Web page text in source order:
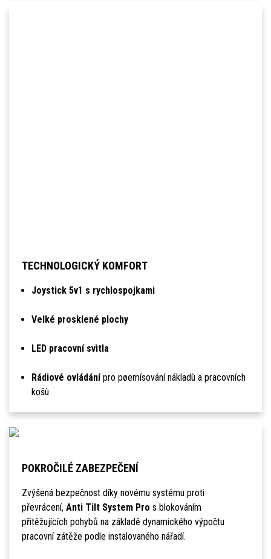
TECHNOLOGICKÝ KOMFORT
Joystick 5v1 s rychlospojkami
Velké prosklené plochy
LED pracovní svìtla
Rádiové ovládánípro pøemísování nákladù a pracovních
košù
POKROČILÉ ZABEZPEČENÍ
Zvýšená bezpečnost díky novému systému proti
převrácení, Anti Tilt System Pro s blokováním
přitěžujících pohybů na základě dynamického výpočtu
pracovní zátěže podle instalovaného nářadí.